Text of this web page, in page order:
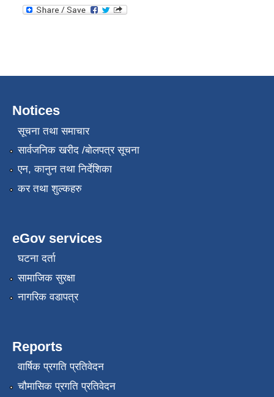
Notices
सूचना तथा समाचार
सार्वजनिक खरीद /बोलपत्र सूचना
एन, कानुन तथा निर्देशिका
कर तथा शुल्कहरु
eGov services
घटना दर्ता
सामाजिक सुरक्षा
नागरिक वडापत्र
Reports
वार्षिक प्रगति प्रतिवेदन
चौमासिक प्रगति प्रतिवेदन